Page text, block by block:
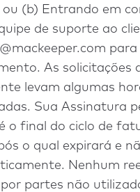
ou (b) Entrando em
de suporte ao
As solicitações
levam algumas
Sua Assinatura
o final do ciclo de
o qual expirará e
Nenhum
partes não